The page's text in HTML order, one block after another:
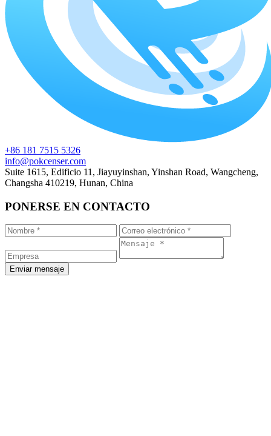
+86 181 7515 5326
info@pokcenser.com
Suite 1615, Edificio 11, Jiayuyinshan, Yinshan Road, Wangcheng,
Changsha 410219, Hunan, China
PONERSE EN CONTACTO
Enviar mensaje